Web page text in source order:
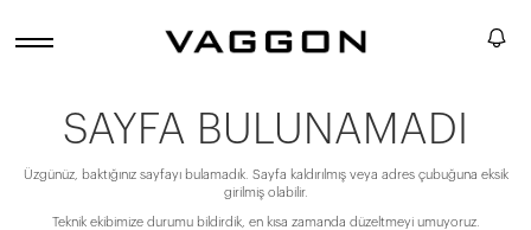
SAYFA BULUNAMADI
Üzgünüz, baktığınız sayfayı bulamadık. Sayfa kaldırılmış veya adres çubuğuna eksik
girilmiş olabilir.
Teknik ekibimize durumu bildirdik, en kısa zamanda düzeltmeyi umuyoruz.